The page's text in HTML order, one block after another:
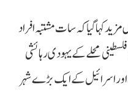
کہا گیا کہ سات مشتبہ افراد
محلے کے یہودی رہائشی
اور اسرائیل کے ایک بڑے شہر